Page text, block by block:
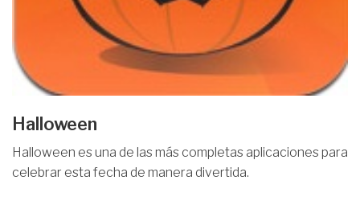
Halloween
Halloween es una de las más completas aplicaciones para
celebrar esta fecha de manera divertida.